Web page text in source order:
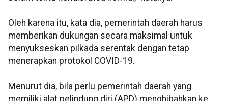
Oleh karena itu, kata dia, pemerintah daerah harus
memberikan dukungan secara maksimal untuk
menyukseskan pilkada serentak dengan tetap
menerapkan protokol COVID-19.
Menurut dia, bila perlu pemerintah daerah yang